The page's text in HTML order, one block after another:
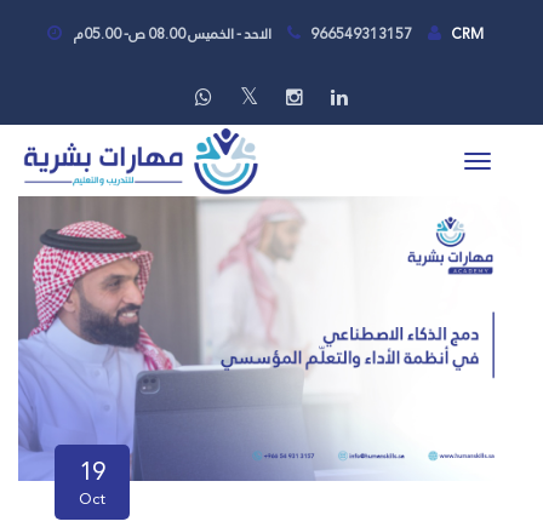
الاحد - الخميس 08.00 ص- 05.00م 966549313157 CRM
19
Oct